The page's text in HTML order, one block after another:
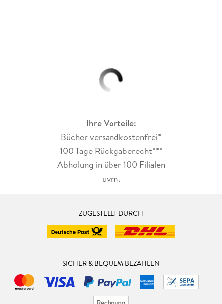
Ihre Vorteile:
Bücher versandkostenfrei*
100 Tage Rückgaberecht***
Abholung in über 100 Filialen
uvm.
ZUGESTELLT DURCH
SICHER & BEQUEM BEZAHLEN